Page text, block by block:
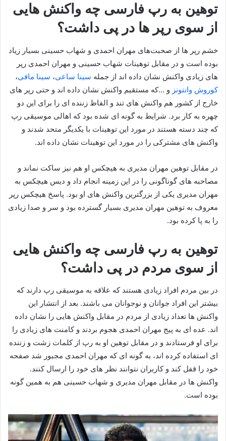
توهین به رپ فارسی چه واکنش هایی
از سوی رپر ها در پی داشت؟
خشم رپر ها از صحبت‌های مهران احمدی و شهاب حسینی بسیار زیاد
بوده است و در مقابل توهینات شهاب حسینی و مهران احمدی رپر
های زیادی واکنش نشان داده اند از جمله سینا ساعی، سینا مافی،
کوروش وانتونز و …که مستقیم واکنش نشان داده اند و حتی رپر های
خارج از کشور هم واکنش های تند و الفاظ زننده ای را برای این دو
چهره به کار برد. شرایط به گونه ای شده بود که اهالی موسیقی رپ
که چند دسته هستند در مورد این توهینات با یکدیگر متحد شدند و
واکنش های مشترکی را در مورد این توهینات نشان داده اند.
در مقابل توهین مهران مدیری به هیچکس او هم نیز ساکت نماند و
مصاحبه های گوناگونی را در این زمینه انجام داد و دیس هیچکس به
مهران مدیری یکی از بزرگترین واکنش های او بود. پاسخ هیچکس رپر
معروف به توهین مهران مدیری بسیار گسترده بود و سر و صدا زیادی
را به پا کرده بود.
توهین به رپ فارسی چه واکنش هایی
از سوی مردم در پی داشت؟
در بین مردم افراد زیادی هستند که علاقه به موسیقی رپ دارند که
بیشتر این افراد جوانان و نوجوانان می باشند. بعد از انتشار این
واکنش ها تعداد زیادی از مردم در مقابل واکنش هایی را نشان داده
اند. عده ای به پیج مهران احمدی هجوم بردند و کامنت های زیادی را
برای او فرستادند و در مقابل توهین او به رپ از کلمات زشت و زننده
ای استفاده کرده اند، به گونه ای که مهران احمدی مجبور شد صفحه
خود را قفل کند و کاربران نتوانند نظر های خود را ارسال کنند.
واکنش ها در مقابل مهران مدیری و شهاب حسینی هم به همین گونه
بوده است.